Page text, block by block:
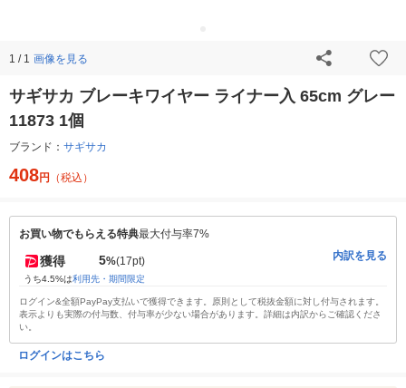
1 / 1 画像を見る
サギサカ ブレーキワイヤー ライナー入 65cm グレー
11873 1個
ブランド： サギサカ
408円 （税込）
お買い物でもらえる特典最大付与率7%
獲得 5%(17pt)
うち4.5%は利用先・期間限定
内訳を見る
ログイン&全額PayPay支払いで獲得できます。原則として税抜金額に対し付与されます。
表示よりも実際の付与数、付与率が少ない場合があります。詳細は内訳からご確認くださ
い。
ログインはこちら